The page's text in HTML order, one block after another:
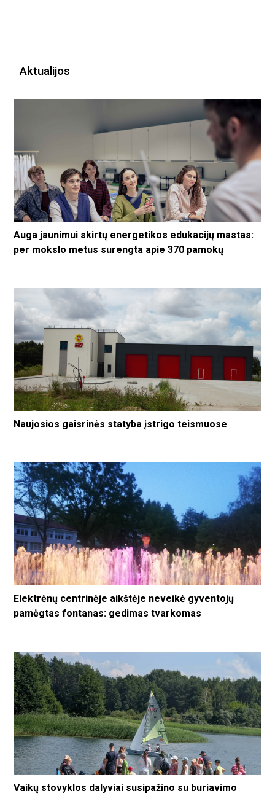
Aktualijos
Auga jaunimui skirtų energetikos edukacijų mastas:
per mokslo metus surengta apie 370 pamokų
Naujosios gaisrinės statyba įstrigo teismuose
Elektrėnų centrinėje aikštėje neveikė gyventojų
pamėgtas fontanas: gedimas tvarkomas
Vaikų stovyklos dalyviai susipažino su buriavimo